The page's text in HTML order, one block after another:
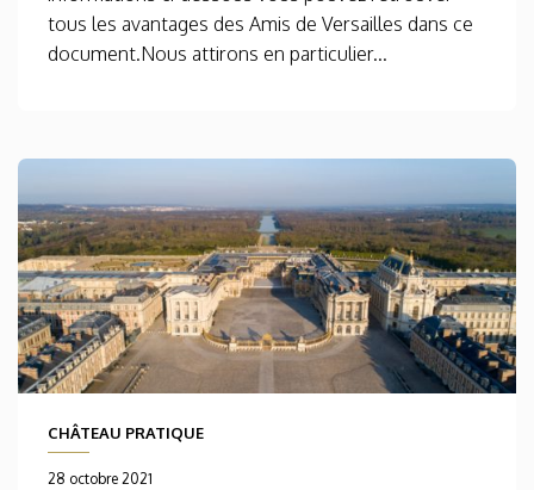
tous les avantages des Amis de Versailles dans ce
document.Nous attirons en particulier...
CHÂTEAU PRATIQUE
28 octobre 2021